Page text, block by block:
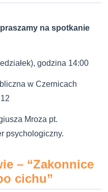
na spotkanie
godzina 14:00
w Czernicach
Mroza pt.
psychologiczny.
– “Zakonnice
cichu”